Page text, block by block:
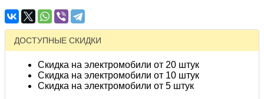
ДОСТУПНЫЕ СКИДКИ
Скидка на электромобили от 20 штук
Скидка на электромобили от 10 штук
Скидка на электромобили от 5 штук